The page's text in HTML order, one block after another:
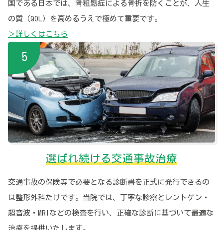
国である日本では、骨粗鬆症による骨折を防ぐことが、人生
の質（QOL）を高めるうえで極めて重要です。
＞詳しくはこちら
選ばれ続ける交通事故治療
交通事故の保険等で必要となる診断書を正式に発行できるの
は整形外科だけです。当院では、丁寧な診察とレントゲン・
超音波・MRIなどの検査を行い、正確な診断に基づいて最適な
治療を提供いたします。